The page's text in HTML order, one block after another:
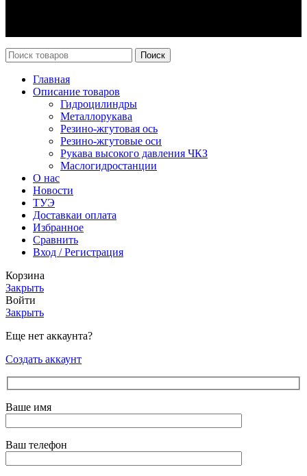
Поиск
Главная
Описание товаров
Гидроцилиндры
Металлорукава
Резино-жгутовая ось
Резино-жгутовые оси
Рукава высокого давления ЧКЗ
Маслогидростанции
О нас
Новости
ТУЭ
Доставкаи оплата
Избранное
Сравнить
Вход / Регистрация
Корзина
Закрыть
Войти
Закрыть
Еще нет аккаунта?
Создать аккаунт
Ваше имя
Ваш телефон